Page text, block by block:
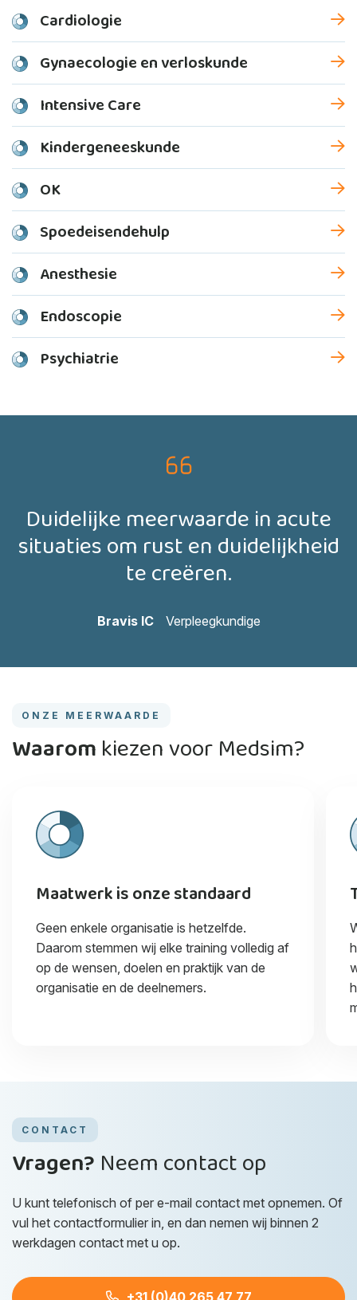
Cardiologie
Gynaecologie en verloskunde
Intensive Care
Kindergeneeskunde
OK
Spoedeisendehulp
Anesthesie
Endoscopie
Psychiatrie
Duidelijke meerwaarde in acute
situaties om rust en duidelijkheid
te creëren.
Bravis IC Verpleegkundige
ONZE MEERWAARDE
Waaromkiezen voor Medsim?
Maatwerk is onze standaard
Geen enkele organisatie is hetzelfde.
Daarom stemmen wij elke training volledig af
op de wensen, doelen en praktijk van de
organisatie en de deelnemers.
CONTACT
Vragen? Neem contact op
U kunt telefonisch of per e-mail contact met opnemen. Of
vul het contactformulier in, en dan nemen wij binnen 2
werkdagen contact met u op.
+31 (0)40 265 47 77